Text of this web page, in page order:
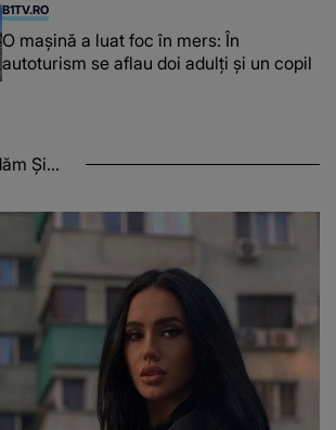
B1TV.RO
O maşină a luat foc în mers: În
autoturism se aflau doi adulți și un copil
Și...